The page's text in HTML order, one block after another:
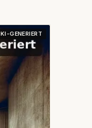
KI-GENERIERT